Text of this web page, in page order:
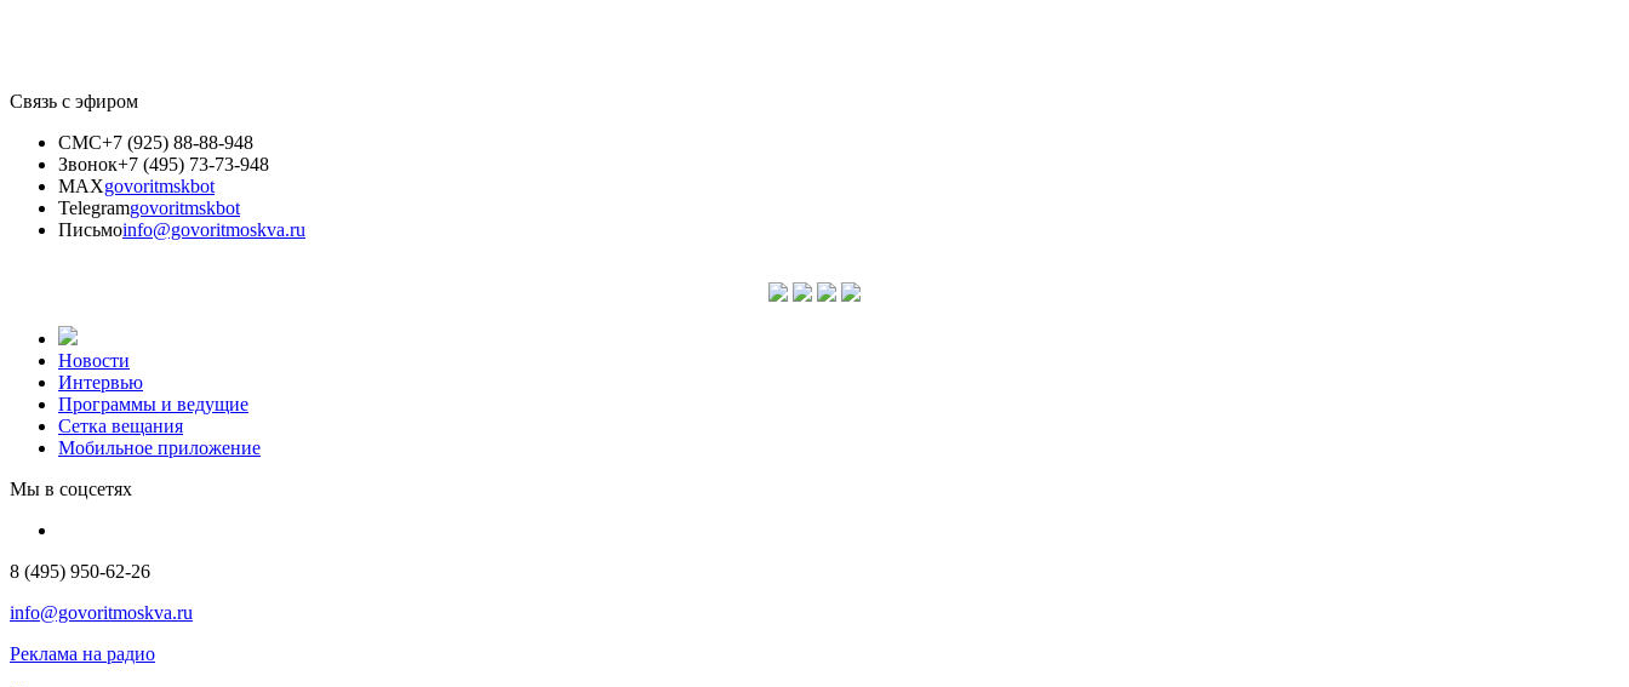
Связь с эфиром
СМС+7 (925) 88-88-948
Звонок+7 (495) 73-73-948
MAXgovoritmskbot
Telegramgovoritmskbot
Письмоinfo@govoritmoskva.ru
Новости
Интервью
Программы и ведущие
Сетка вещания
Мобильное приложение
Мы в соцсетях
8 (495) 950-62-26
info@govoritmoskva.ru
Реклама на радио